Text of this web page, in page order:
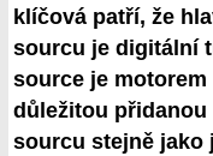
klíčová patří, že
sourcu je digitální
source je
důležitou
sourcu stejně jako